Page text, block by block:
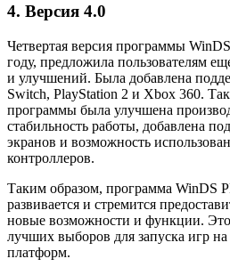
4. Версия 4.0
Четвертая версия программы
году, предложила пользователям
и улучшений. Была добавлена
Switch, PlayStation 2 и Xbox 360.
программы была улучшена
стабильность работы, добавлена
экранов и возможность
контроллеров.
Таким образом, программа WinDS
развивается и стремится
новые возможности и функции. Это
лучших выборов для запуска игр
платформ.